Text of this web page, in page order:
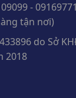
-
tận nơi)
do Sở
2018